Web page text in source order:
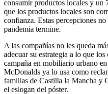
consumir productos locales y un
que los productos locales son
confianza. Estas percepciones
pandemia termine.
A las compañías no les queda
adecuar su estrategia a lo que
campaña en mobiliario urbano
McDonalds ya lo usa como
familias de Castilla la Mancha y
el eslogan del póster.